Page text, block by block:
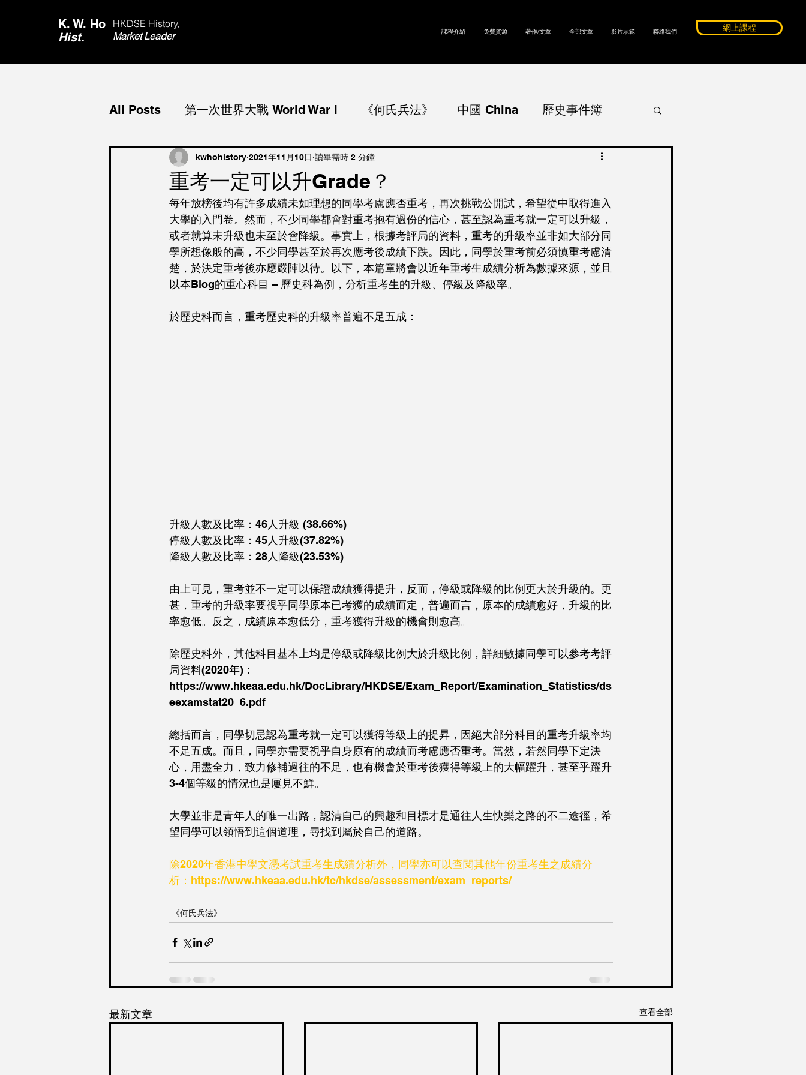
K. W. Ho
Hist.
HKDSE History,
Market Leader
課程介紹 免費資源 著作/文章 全部文章 影片示範 聯絡我們 網上課程
All Posts 第一次世界大戰 World War I 《何氏兵法》 中國 China 歷史事件簿
心路歷程 第二次世界大戰 World War II
資料題 DBQ 香港 Hong Kong 國際經濟合作 International Economic Coope
國際社會合作 International Social Coopera 日本 Japan
重考一定可以升Grade？
kwhohistory 2021年11月10日 讀畢需時 2 分鐘
每年放榜後均有許多成績未如理想的同學考慮應否重考，再次挑戰公開試，希望從中取得進入
大學的入門卷。然而，不少同學都會對重考抱有過份的信心，甚至認為重考就一定可以升級，
或者就算未升級也未至於會降級。事實上，根據考評局的資料，重考的升級率並非如大部分同
學所想像般的高，不少同學甚至於再次應考後成績下跌。因此，同學於重考前必須慎重考慮清
楚，於決定重考後亦應嚴陣以待。以下，本篇章將會以近年重考生成績分析為數據來源，並且
以本Blog的重心科目 – 歷史科為例，分析重考生的升級、停級及降級率。
於歷史科而言，重考歷史科的升級率普遍不足五成：
升級人數及比率：46人升級 (38.66%)
停級人數及比率：45人升級(37.82%)
降級人數及比率：28人降級(23.53%)
由上可見，重考並不一定可以保證成績獲得提升，反而，停級或降級的比例更大於升級的。更
甚，重考的升級率要視乎同學原本已考獲的成績而定，普遍而言，原本的成績愈好，升級的比
率愈低。反之，成績原本愈低分，重考獲得升級的機會則愈高。
除歷史科外，其他科目基本上均是停級或降級比例大於升級比例，詳細數據同學可以參考考評
局資料(2020年)：
https://www.hkeaa.edu.hk/DocLibrary/HKDSE/Exam_Report/Examination_Statistics/ds
eexamstat20_6.pdf
總括而言，同學切忌認為重考就一定可以獲得等級上的提昇，因絕大部分科目的重考升級率均
不足五成。而且，同學亦需要視乎自身原有的成績而考慮應否重考。當然，若然同學下定決
心，用盡全力，致力修補過往的不足，也有機會於重考後獲得等級上的大幅躍升，甚至乎躍升
3-4個等級的情況也是屢見不鮮。
大學並非是青年人的唯一出路，認清自己的興趣和目標才是通往人生快樂之路的不二途徑，希
望同學可以領悟到這個道理，尋找到屬於自己的道路。
除2020年香港中學文憑考試重考生成績分析外，同學亦可以查閱其他年份重考生之成績分
析：https://www.hkeaa.edu.hk/tc/hkdse/assessment/exam_reports/
《何氏兵法》
最新文章 查看全部